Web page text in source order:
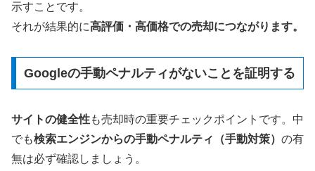
示すことです。
それが結果的に高評価・高価格での売却につながります。
Googleの手動ペナルティがないことを証明する
サイトの健全性も売却時の重要チェックポイントです。中
でも検索エンジンからの手動ペナルティ（手動対策） の有
無は必ず確認しましょう。